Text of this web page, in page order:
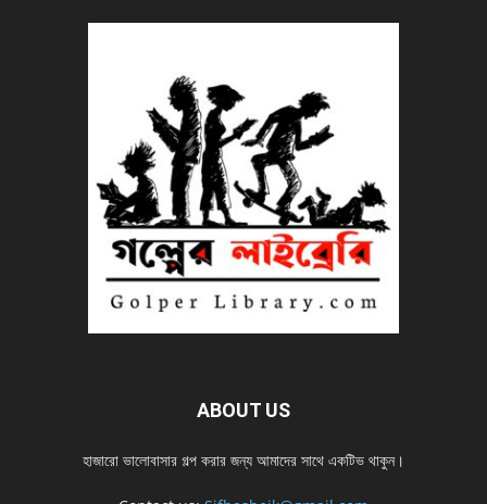
ABOUT US
হাজারো ভালোবাসার গল্প করার জন্য আমাদের সাথে একটিভ থাকুন।